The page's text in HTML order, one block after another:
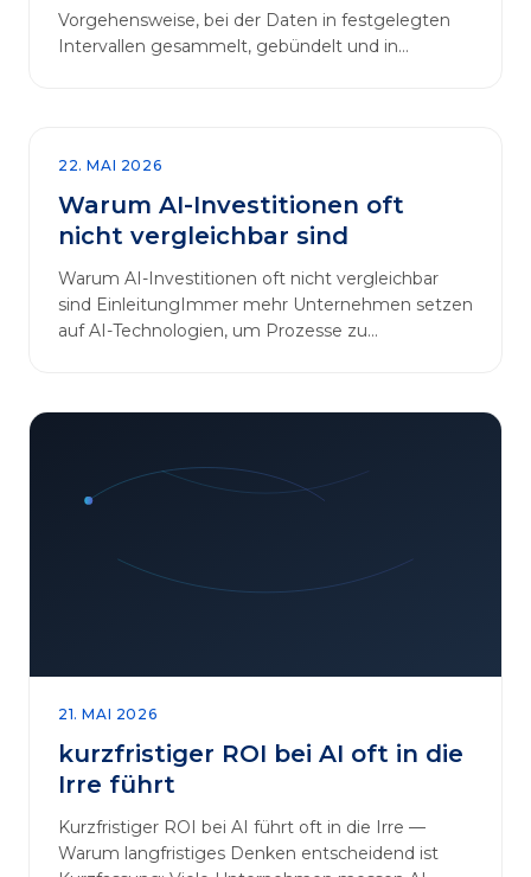
Vorgehensweise, bei der Daten in festgelegten
Intervallen gesammelt, gebündelt und in
22. MAI 2026
Warum AI-Investitionen oft
nicht vergleichbar sind
Warum AI-Investitionen oft nicht vergleichbar
sind EinleitungImmer mehr Unternehmen setzen
auf AI-Technologien, um Prozesse zu
verschaffen. In diesem Artikel betrachten wir die
Projekte oft irreführend ist. Außerdem zeigen wir,
21. MAI 2026
kurzfristiger ROI bei AI oft in die
Irre führt
Kurzfristiger ROI bei AI führt oft in die Irre —
Warum langfristiges Denken entscheidend ist